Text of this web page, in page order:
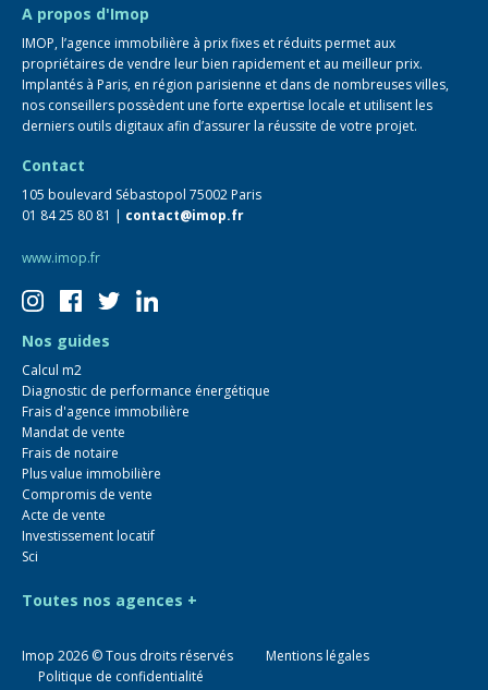
A propos d'Imop
IMOP, l’agence immobilière à prix fixes et réduits permet aux
propriétaires de vendre leur bien rapidement et au meilleur prix.
Implantés à Paris, en région parisienne et dans de nombreuses villes,
nos conseillers possèdent une forte expertise locale et utilisent les
derniers outils digitaux afin d’assurer la réussite de votre projet.
Contact
105 boulevard Sébastopol 75002 Paris
01 84 25 80 81 | contact@imop.fr
www.imop.fr
Nos guides
Calcul m2
Diagnostic de performance énergétique
Frais d'agence immobilière
Mandat de vente
Frais de notaire
Plus value immobilière
Compromis de vente
Acte de vente
Investissement locatif
Sci
Toutes nos agences +
Imop 2026 © Tous droits réservés
Mentions légales
Politique de confidentialité